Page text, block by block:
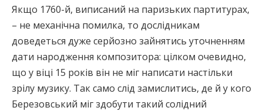
Якщо 1760-й, виписаний на паризьких партитурах,
– не механічна помилка, то дослідникам
доведеться дуже серйозно зайнятись уточненням
дати народження композитора: цілком очевидно,
що у віці 15 років він не міг написати настільки
зрілу музику. Так само слід замислитись, де й у кого
Березовський міг здобути такий солідний